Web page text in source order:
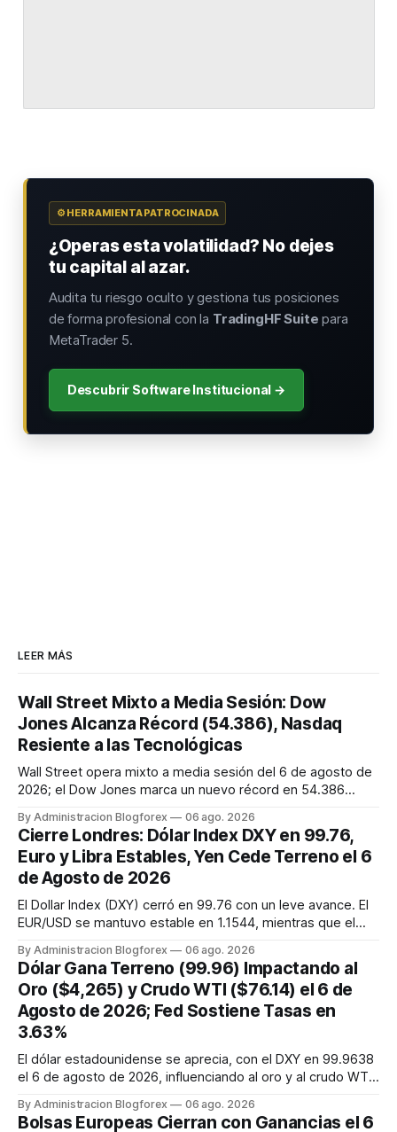
⚙️ HERRAMIENTA PATROCINADA
¿Operas esta volatilidad? No dejes
tu capital al azar.
Audita tu riesgo oculto y gestiona tus posiciones
de forma profesional con la TradingHF Suite para
MetaTrader 5.
Descubrir Software Institucional →
LEER MÁS
Wall Street Mixto a Media Sesión: Dow
Jones Alcanza Récord (54.386), Nasdaq
Resiente a las Tecnológicas
Wall Street opera mixto a media sesión del 6 de agosto de
2026; el Dow Jones marca un nuevo récord en 54.386
la debilidad en el sector tecnológico y el petróleo WTI sube
a 76,31 dólares.
By Administracion Blogforex 06 ago. 2026
Cierre Londres: Dólar Index DXY en 99.76,
Euro y Libra Estables, Yen Cede Terreno el 6
de Agosto de 2026
El Dollar Index (DXY) cerró en 99.76 con un leve avance. El
EUR/USD se mantuvo estable en 1.1544, mientras que el
a 157.88, cediendo parte de sus ganancias tras las
intervenciones. Los mercados siguen atentos al acuerdo
sobre Ormuz y dato...
By Administracion Blogforex 06 ago. 2026
Dólar Gana Terreno (99.96) Impactando al
Oro ($4,265) y Crudo WTI ($76.14) el 6 de
Agosto de 2026; Fed Sostiene Tasas en
3.63%
El dólar estadounidense se aprecia, con el DXY en 99.9638
el 6 de agosto de 2026, influenciando al oro y al crudo WTI.
expectativas de política de la Fed, mientras que el crudo
By Administracion Blogforex 06 ago. 2026
Bolsas Europeas Cierran con Ganancias el 6